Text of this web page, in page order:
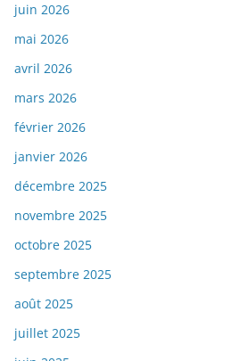
juin 2026
mai 2026
avril 2026
mars 2026
février 2026
janvier 2026
décembre 2025
novembre 2025
octobre 2025
septembre 2025
août 2025
juillet 2025